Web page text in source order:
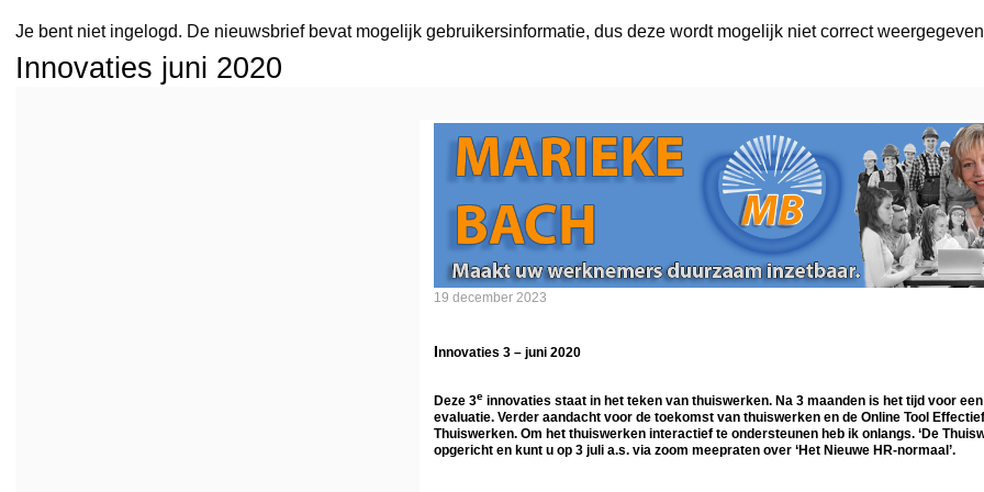
Je bent niet ingelogd. De nieuwsbrief bevat mogelijk gebruikersinformatie, dus deze wordt mogelijk niet correct
Innovaties juni 2020